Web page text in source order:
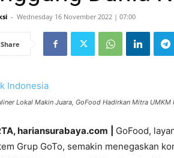
- Wednesday 16 November 2022 | 07:00
Share
Lokal Makin Juara, GoFood Hadirkan Mitra
hariansurabaya.com
GoFood,
Grup GoTo, semakin menegaskan